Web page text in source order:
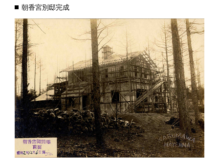
朝香宮別邸完成